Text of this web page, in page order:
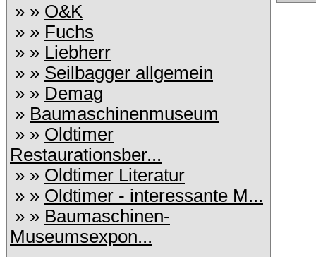
» » O&K
» » Fuchs
» » Liebherr
» » Seilbagger allgemein
» » Demag
» Baumaschinenmuseum
» » Oldtimer
Restaurationsber...
» » Oldtimer Literatur
» » Oldtimer - interessante M...
» » Baumaschinen-
Museumsexpon...